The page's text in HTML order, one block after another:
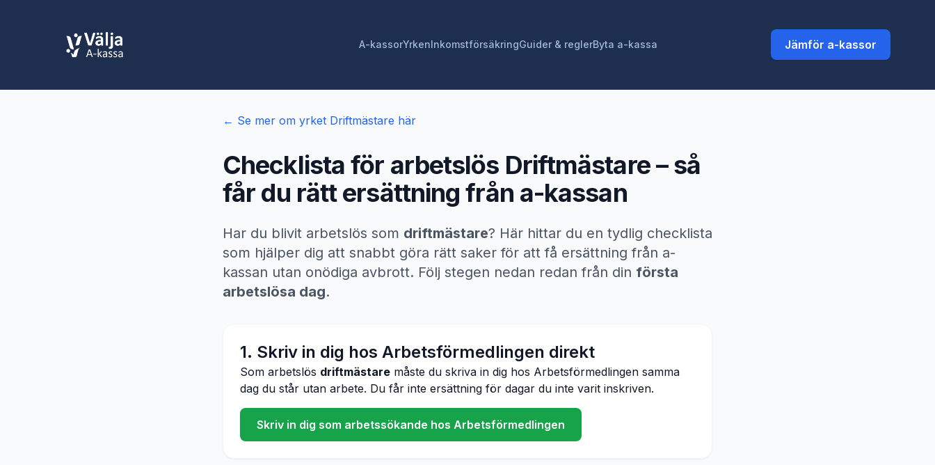
A-kassorYrkenInkomstförsäkringGuider & reglerByta a-kassa Jämför a-kassor
← Se mer om yrket Driftmästare här
Checklista för arbetslös Driftmästare– så
får du rätt ersättning från a-kassan
Har du blivit arbetslös som driftmästare? Här hittar du en tydlig checklista
som hjälper dig att snabbt göra rätt saker för att få ersättning från a-
kassan utan onödiga avbrott. Följ stegen nedan redan från din första
arbetslösa dag.
1. Skriv in dig hos Arbetsförmedlingen direkt
Som arbetslös driftmästare måste du skriva in dig hos Arbetsförmedlingen samma
dag du står utan arbete. Du får inte ersättning för dagar du inte varit inskriven.
Skriv in dig som arbetssökande hos Arbetsförmedlingen